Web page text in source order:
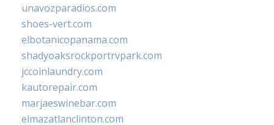
unavozparadios.com
shoes-vert.com
elbotanicopanama.com
shadyoaksrockportrvpark.com
jccoinlaundry.com
kautorepair.com
marjaeswinebar.com
elmazatlanclinton.com